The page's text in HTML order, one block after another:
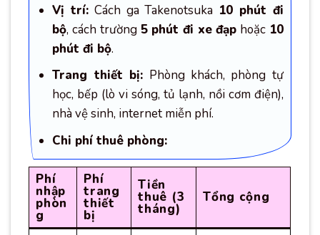
Vị trí: Cách ga Takenotsuka 10 phút đi
bộ, cách trường 5 phút đi xe đạp hoặc 10
phút đi bộ.
Trang thiết bị: Phòng khách, phòng tự
học, bếp (lò vi sóng, tủ lạnh, nồi cơm điện),
nhà vệ sinh, internet miễn phí.
Chi phí thuê phòng:
Phí
nhập
phòn
g
Phí
trang
thiết
bị
Tiền
thuê (3
tháng)
Tổng cộng